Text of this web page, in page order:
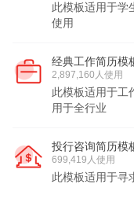
此模板适用于学
使用
经典工作简历模
2,897,160人使用
此模板适用于工
用于全行业
投行咨询简历模
699,419人使用
此模板适用于寻